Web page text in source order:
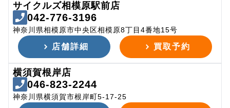
サイクルズ相模原駅前店
042-776-3196
神奈川県相模原市中央区相模原8丁目4番地15号
店舗詳細 買取予約
横須賀根岸店
046-823-2244
神奈川県横須賀市根岸町5-17-25